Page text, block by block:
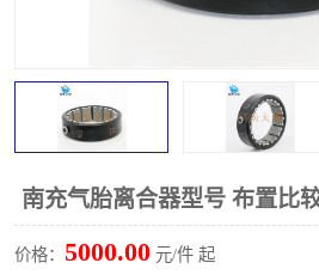
南充气胎离合器型号 布置比
价格： 5000.00 元/件 起
联